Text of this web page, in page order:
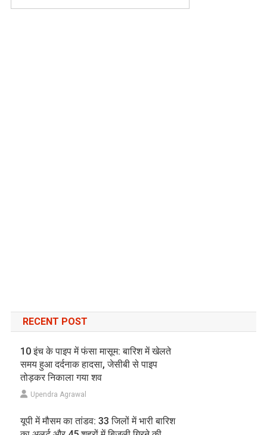
RECENT POST
10 इंच के पाइप में फंसा मासूम: बारिश में खेलते
समय हुआ दर्दनाक हादसा, जेसीबी से पाइप
तोड़कर निकाला गया शव
Upendra Agrawal
यूपी में मौसम का तांडव: 33 जिलों में भारी बारिश